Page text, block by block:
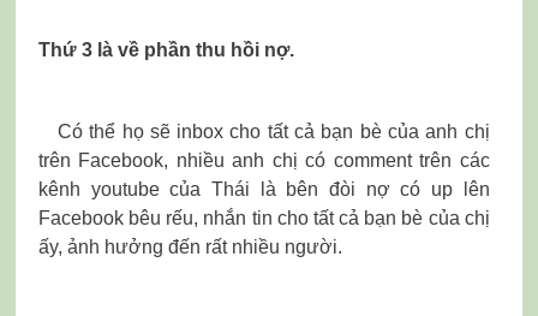
Thứ 3 là về phần thu hồi nợ.
Có thể họ sẽ inbox cho tất cả bạn bè của anh chị
trên Facebook, nhiều anh chị có comment trên các
kênh youtube của Thái là bên đòi nợ có up lên
Facebook bêu rếu, nhắn tin cho tất cả bạn bè của chị
ấy, ảnh hưởng đến rất nhiều người.